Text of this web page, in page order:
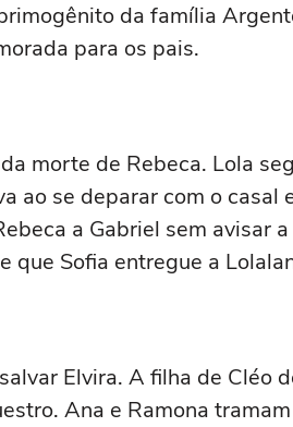
da família
para os pais.
morte de Rebeca. Lola
ao se deparar com o casal
a Gabriel sem avisar
que Sofia entregue a
Elvira. A filha de Cléo
Ana e Ramona